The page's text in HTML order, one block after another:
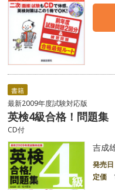
書籍
最新2009年度試験対応版
英検4級合格！問題集
CD付
吉成
発売日
定価